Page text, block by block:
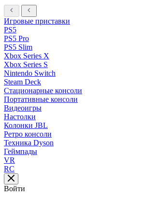
Игровые приставки
PS5
PS5 Pro
PS5 Slim
Xbox Series X
Xbox Series S
Nintendo Switch
Steam Deck
Стационарные консоли
Портативные консоли
Видеоигры
Настолки
Колонки JBL
Ретро консоли
Техника Dyson
Геймпады
VR
RC
Войти